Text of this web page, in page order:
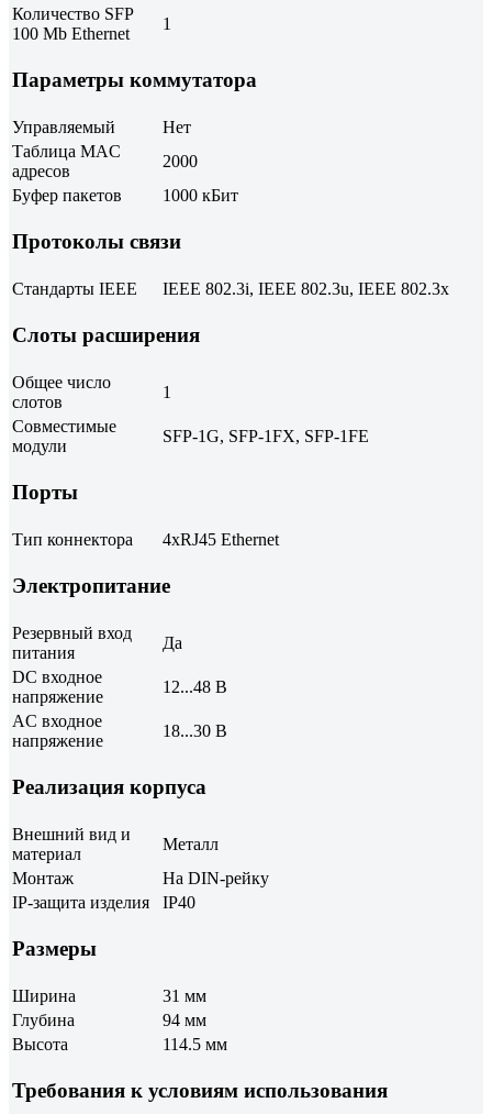
Количество SFP
100 Mb Ethernet
1
Параметры коммутатора
Управляемый
Нет
Таблица MAC
адресов
2000
Буфер пакетов
1000 кБит
Протоколы связи
Стандарты IEEE IEEE 802.3i, IEEE 802.3u, IEEE 802.3x
Слоты расширения
Общее число
слотов
1
Совместимые
модули
SFP-1G, SFP-1FX, SFP-1FE
Порты
Тип коннектора 4xRJ45 Ethernet
Электропитание
Резервный вход
питания
Да
DC входное
напряжение
12...48 В
AC входное
напряжение
18...30 В
Реализация корпуса
Внешний вид и
материал
Металл
Монтаж
На DIN-рейку
IP-защита изделия
IP40
Размеры
Ширина
31 мм
Глубина
94 мм
Высота
114.5 мм
Требования к условиям использования